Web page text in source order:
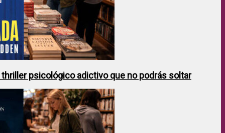
thriller psicológico adictivo que no podrás soltar